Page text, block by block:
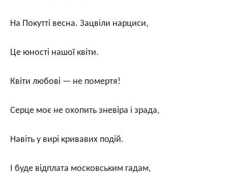
На Покутті весна. Зацвіли нарциси,
Це юності нашої квіти.
Квіти любові — не помертя!
Серце моє не охопить зневіра і зрада,
Навіть у вирі кривавих подій.
І буде відплата московським гадам,